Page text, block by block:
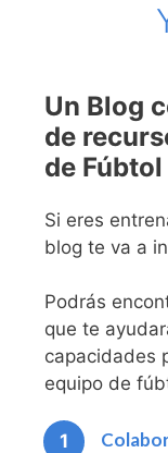
Un Blog
de
de Fúbtol
Si eres
blog te va a
Podrás
que te
capacidades
equipo de
1